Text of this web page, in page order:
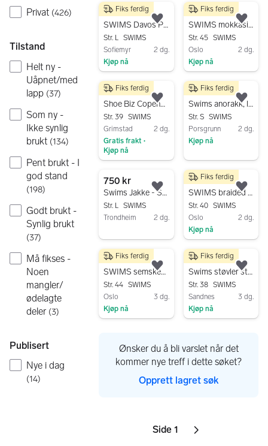
Privat (426)
Tilstand
Helt ny -
Uåpnet/med
lapp (37)
Som ny -
Ikke synlig
brukt (134)
Pent brukt - I
god stand
(198)
Godt brukt -
Synlig brukt
(37)
Må fikses -
Noen
mangler/
ødelagte
deler (3)
Publisert
Nye i dag
(14)
3 500 kr
SWIMS Davos Parka – Sort – Str. L – Nypris ca. 8.000 kr
Str. L SWIMS
Sofiemyr
2 dg.
Kjøp nå
Fiks ferdig
Legg til som favoritt.
300 kr
SWIMS mokkasiner/båtsko str 45 svart
Str. 45 SWIMS
Oslo
2 dg.
Kjøp nå
Fiks ferdig
300 kr
Shoe Biz Copenhagen støvler str 39
Str. 39 SWIMS
Grimstad
2 dg.
Gratis frakt •
Kjøp nå
Fiks ferdig
Legg til som favoritt.
500 kr
Swims anorakk, lite brukt
Str. S SWIMS
Porsgrunn
2 dg.
Kjøp nå
Fiks ferdig
Gå til annonsen
750 kr
Swims Jakke - Svart - Strl. L
Str. L SWIMS
Trondheim
2 dg.
Legg til som favoritt.
250 kr
SWIMS braided lave loafers str 6 (40)
Str. 40 SWIMS
Oslo
2 dg.
Kjøp nå
Fiks ferdig
390 kr
SWIMS semskede støvler str 44 brune
Str. 44 SWIMS
Oslo
3 dg.
Kjøp nå
Fiks ferdig
Legg til som favoritt.
300 kr
Swims støvler str.38
Str. 38 SWIMS
Sandnes
3 dg.
Kjøp nå
Fiks ferdig
Ønsker du å bli varslet når det
kommer nye treff i dette søket?
Opprett lagret søk
Side 1 Neste side
ikon